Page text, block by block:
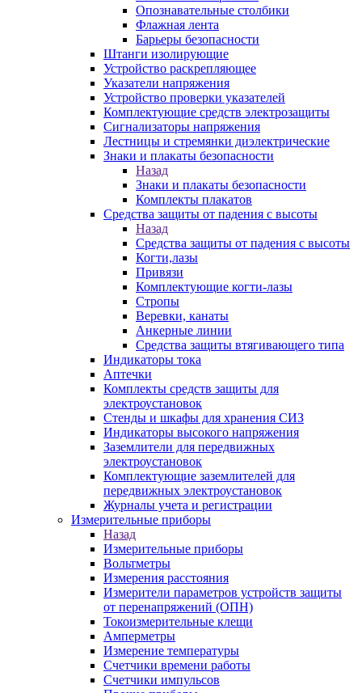
Опознавательные столбики
Флажная лента
Барьеры безопасности
Штанги изолирующие
Устройство раскрепляющее
Указатели напряжения
Устройство проверки указателей
Комплектующие средств электрозащиты
Сигнализаторы напряжения
Лестницы и стремянки диэлектрические
Знаки и плакаты безопасности
Назад
Знаки и плакаты безопасности
Комплекты плакатов
Средства защиты от падения с высоты
Назад
Средства защиты от падения с высоты
Когти,лазы
Привязи
Комплектующие когти-лазы
Стропы
Веревки, канаты
Анкерные линии
Средства защиты втягивающего типа
Индикаторы тока
Аптечки
Комплекты средств защиты для
электроустановок
Стенды и шкафы для хранения СИЗ
Индикаторы высокого напряжения
Заземлители для передвижных
электроустановок
Комплектующие заземлителей для
передвижных электроустановок
Журналы учета и регистрации
Измерительные приборы
Назад
Измерительные приборы
Вольтметры
Измерения расстояния
Измерители параметров устройств защиты
от перенапряжений (ОПН)
Токоизмерительные клещи
Амперметры
Измерение температуры
Счетчики времени работы
Счетчики импульсов